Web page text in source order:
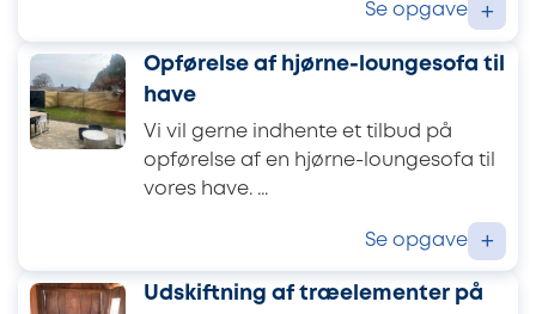
Se opgave +
Opførelse af hjørne-loungesofa til
have
Vi vil gerne indhente et tilbud på
opførelse af en hjørne-loungesofa til
vores have. ...
Se opgave +
Udskiftning af træelementer på